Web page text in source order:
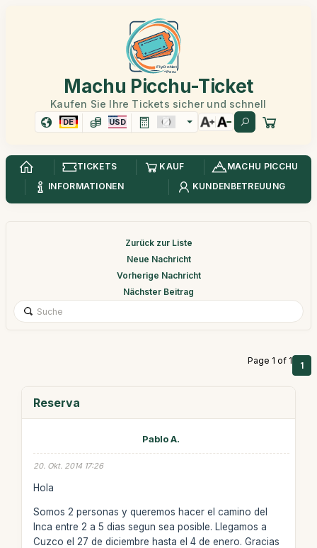
Machu Picchu-Ticket
Kaufen Sie Ihre Tickets sicher und schnell
DE USD
TICKETS KAUF
MACHU PICCHU
INFORMATIONEN
KUNDENBETREUUNG
Zurück zur Liste
Neue Nachricht
Vorherige Nachricht
Nächster Beitrag
Page 1 of 1 1
Reserva
Pablo A.
20. Okt. 2014 17:26
Hola
Somos 2 personas y queremos hacer el camino del
Inca entre 2 a 5 dias segun sea posible. Llegamos a
Cuzco el 27 de diciembre hasta el 4 de enero. Gracias